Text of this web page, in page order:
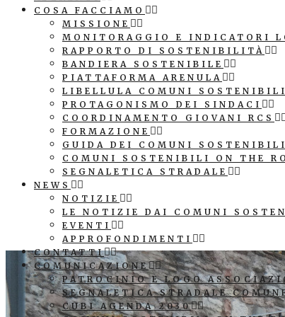
COSA FACCIAMO
MISSIONE
MONITORAGGIO E INDICATORI
RAPPORTO DI SOSTENIBILITÀ
BANDIERA SOSTENIBILE
PIATTAFORMA ARENULA
LIBELLULA COMUNI SOSTENIBILI
PROTAGONISMO DEI SINDACI
COORDINAMENTO GIOVANI RCS
FORMAZIONE
GUIDA DEI COMUNI SOSTENIBILI
COMUNI SOSTENIBILI ON THE
SEGNALETICA STRADALE
NEWS
NOTIZIE
LE NOTIZIE DAI COMUNI
EVENTI
APPROFONDIMENTI
CONTATTI
COMUNICAZIONE
PATROCINIO E LOGO
SEGNALETICA STRADALE
CUBI AGENDA 2030